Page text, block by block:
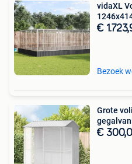
vidaXL
€
Bezoek
Grote
€